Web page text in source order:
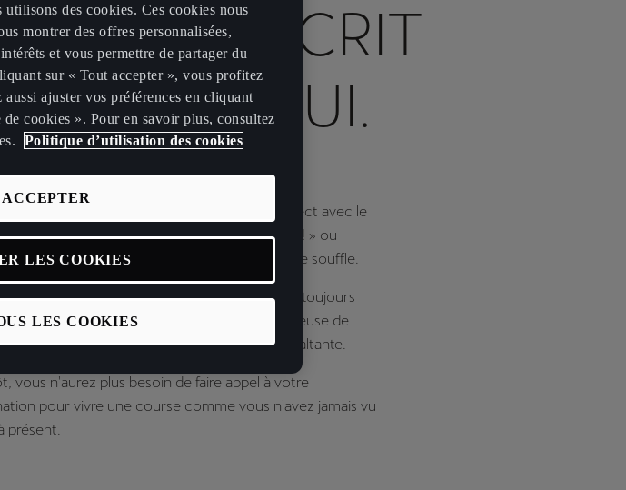
S'ÉCRIT
les spectateurs des courses interagir en direct avec le
leur voiture préférée. Hurler un « Allleeeeez ! » ou
le pilote lors d'une manœuvre à couper le souffle.
une course automobile aussi silencieuse et toujours
palpitante et frénétique, une course respectueuse de
et toujours aussi passionnante et exaltante.
vous n'aurez plus besoin de faire appel à votre
pour vivre une course comme vous n'avez jamais vu
présent.
des cookies. Ces cookies nous
montrer des offres personnalisées,
et vous permettre de partager du
sur « Tout accepter », vous profitez
ajuster vos préférences en cliquant
cookies ». Pour en savoir plus, consultez
Politique d’utilisation des cookies
LES COOKIES
LES COOKIES